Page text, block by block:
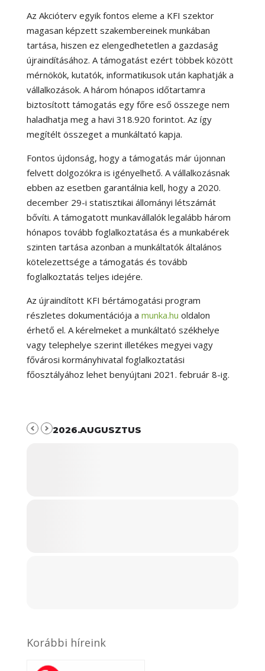
Az Akcióterv egyik fontos eleme a KFI szektor
magasan képzett szakembereinek munkában
tartása, hiszen ez elengedhetetlen a gazdaság
újraindításához. A támogatást ezért többek között
mérnökök, kutatók, informatikusok után kaphatják a
vállalkozások. A három hónapos időtartamra
biztosított támogatás egy főre eső összege nem
haladhatja meg a havi 318.920 forintot. Az így
megítélt összeget a munkáltató kapja.
Fontos újdonság, hogy a támogatás már újonnan
felvett dolgozókra is igényelhető. A vállalkozásnak
ebben az esetben garantálnia kell, hogy a 2020.
december 29-i statisztikai állományi létszámát
bővíti. A támogatott munkavállalók legalább három
hónapos tovább foglalkoztatása és a munkabérek
szinten tartása azonban a munkáltatók általános
kötelezettsége a támogatás és tovább
foglalkoztatás teljes idejére.
Az újraindított KFI bértámogatási program
részletes dokumentációja a munka.hu oldalon
érhető el. A kérelmeket a munkáltató székhelye
vagy telephelye szerint illetékes megyei vagy
fővárosi kormányhivatal foglalkoztatási
főosztályához lehet benyújtani 2021. február 8-ig.
2026.AUGUSZTUS
Korábbi híreink